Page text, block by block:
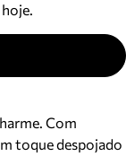
Com
toque despojado